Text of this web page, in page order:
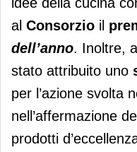
al Consorzio il
dell’anno. Inoltre,
stato attribuito uno
per l’azione svolta
nell’affermazione
prodotti